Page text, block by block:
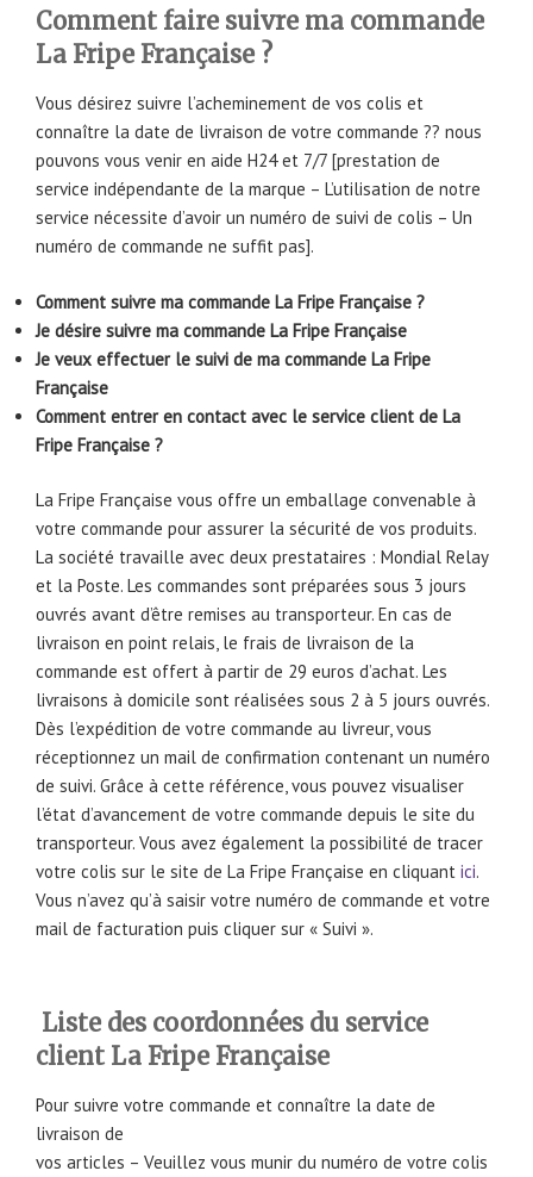
Comment faire suivre ma commande
La Fripe Française ?
Vous désirez suivre l’acheminement de vos colis et
connaître la date de livraison de votre commande ?? nous
pouvons vous venir en aide H24 et 7/7 [prestation de
service indépendante de la marque – L’utilisation de notre
service nécessite d’avoir un numéro de suivi de colis – Un
numéro de commande ne suffit pas].
Comment suivre ma commande La Fripe Française ?
Je désire suivre ma commande La Fripe Française
Je veux effectuer le suivi de ma commande La Fripe
Française
Comment entrer en contact avec le service client de La
Fripe Française ?
La Fripe Française vous offre un emballage convenable à
votre commande pour assurer la sécurité de vos produits.
La société travaille avec deux prestataires : Mondial Relay
et la Poste. Les commandes sont préparées sous 3 jours
ouvrés avant d’être remises au transporteur. En cas de
livraison en point relais, le frais de livraison de la
commande est offert à partir de 29 euros d’achat. Les
livraisons à domicile sont réalisées sous 2 à 5 jours ouvrés.
Dès l’expédition de votre commande au livreur, vous
réceptionnez un mail de confirmation contenant un numéro
de suivi. Grâce à cette référence, vous pouvez visualiser
l’état d’avancement de votre commande depuis le site du
transporteur. Vous avez également la possibilité de tracer
votre colis sur le site de La Fripe Française en cliquant ici.
Vous n’avez qu’à saisir votre numéro de commande et votre
mail de facturation puis cliquer sur « Suivi ».
Liste des coordonnées du service
client La Fripe Française
Pour suivre votre commande et connaître la date de
livraison de
vos articles – Veuillez vous munir du numéro de votre colis